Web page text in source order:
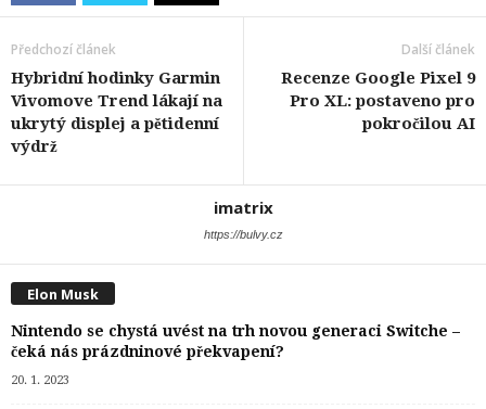
Předchozí článek
Hybridní hodinky Garmin
Vivomove Trend lákají na
ukrytý displej a pětidenní
výdrž
Další článek
Recenze Google Pixel 9
Pro XL: postaveno pro
pokročilou AI
imatrix
https://bulvy.cz
Elon Musk
Nintendo se chystá uvést na trh novou generaci Switche –
čeká nás prázdninové překvapení?
20. 1. 2023